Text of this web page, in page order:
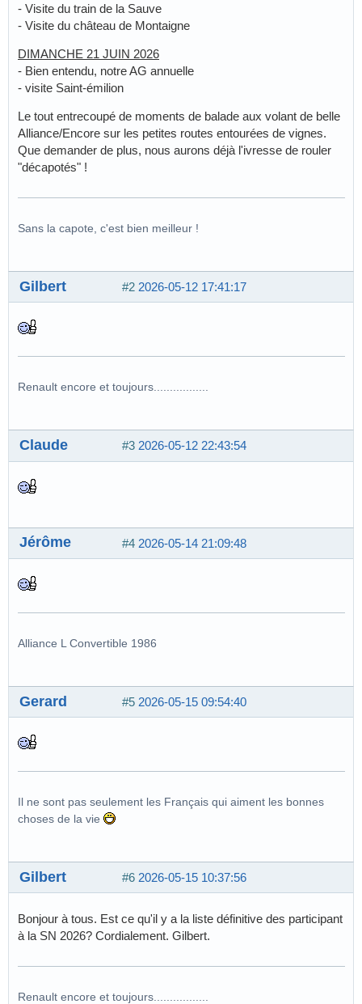
- Visite du train de la Sauve
- Visite du château de Montaigne
DIMANCHE 21 JUIN 2026
- Bien entendu, notre AG annuelle
- visite Saint-émilion
Le tout entrecoupé de moments de balade aux volant de belle
Alliance/Encore sur les petites routes entourées de vignes.
Que demander de plus, nous aurons déjà l'ivresse de rouler
"décapotés" !
Sans la capote, c'est bien meilleur !
#2 2026-05-12 17:41:17
Gilbert
Renault encore et toujours.................
#3 2026-05-12 22:43:54
Claude
#4 2026-05-14 21:09:48
Jérôme
Alliance L Convertible 1986
#5 2026-05-15 09:54:40
Gerard
Il ne sont pas seulement les Français qui aiment les bonnes
choses de la vie
#6 2026-05-15 10:37:56
Gilbert
Bonjour à tous. Est ce qu'il y a la liste définitive des participant
à la SN 2026? Cordialement. Gilbert.
Renault encore et toujours.................